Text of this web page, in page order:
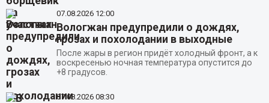
07.08.2026 12:00
Вологжан предупредили о дождях,
грозах и похолодании в выходные
После жары в регион придёт холодный фронт, а к
воскресенью ночная температура опустится до
+8 градусов.
07.08.2026 08:30